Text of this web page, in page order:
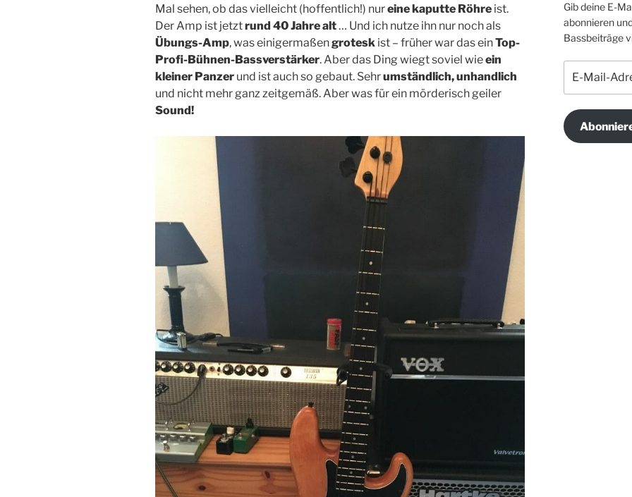
Mal sehen, ob das vielleicht (hoffentlich!) nureine kaputte Röhre ist.
Der Amp ist jetztrund 40 Jahre alt… Und ich nutze ihn nur noch als
Übungs-Amp, was einigermaßengrotesk ist – früher war das einTop-
Profi-Bühnen-Bassverstärker. Aber das Ding wiegt soviel wieein
kleiner Panzer und ist auch so gebaut. Sehrumständlich, unhandlich
und nicht mehr ganz zeitgemäß. Aber was für ein mörderisch geiler
Sound!
Gib deine E-
abonnieren
Bassbeiträge
Mail-
Adresse